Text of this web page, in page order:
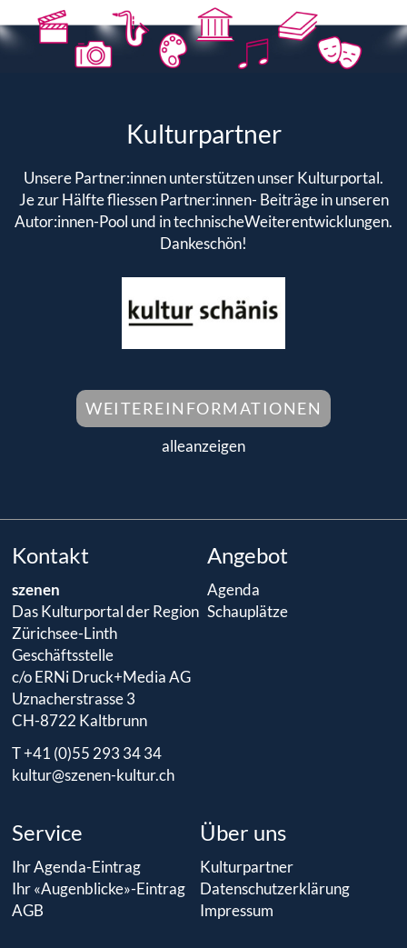
Kulturpartner
Unsere Partner:innen unterstützen unser Kulturportal.
Je zur Hälfte fliessen Partner:innen- Beiträge in unseren
Autor:innen-Pool und in technischeWeiterentwicklungen.
Dankeschön!
WEITEREINFORMATIONEN
alleanzeigen
Kontakt
szenen
Das Kulturportal der Region
Zürichsee-Linth
Geschäftsstelle
c/o ERNi Druck+Media AG
Uznacherstrasse 3
CH-8722 Kaltbrunn
T +41 (0)55 293 34 34
kultur@szenen-kultur.ch
Angebot
Agenda
Schauplätze
Service
Ihr Agenda-Eintrag
Ihr «Augenblicke»-Eintrag
AGB
Über uns
Kulturpartner
Datenschutzerklärung
Impressum